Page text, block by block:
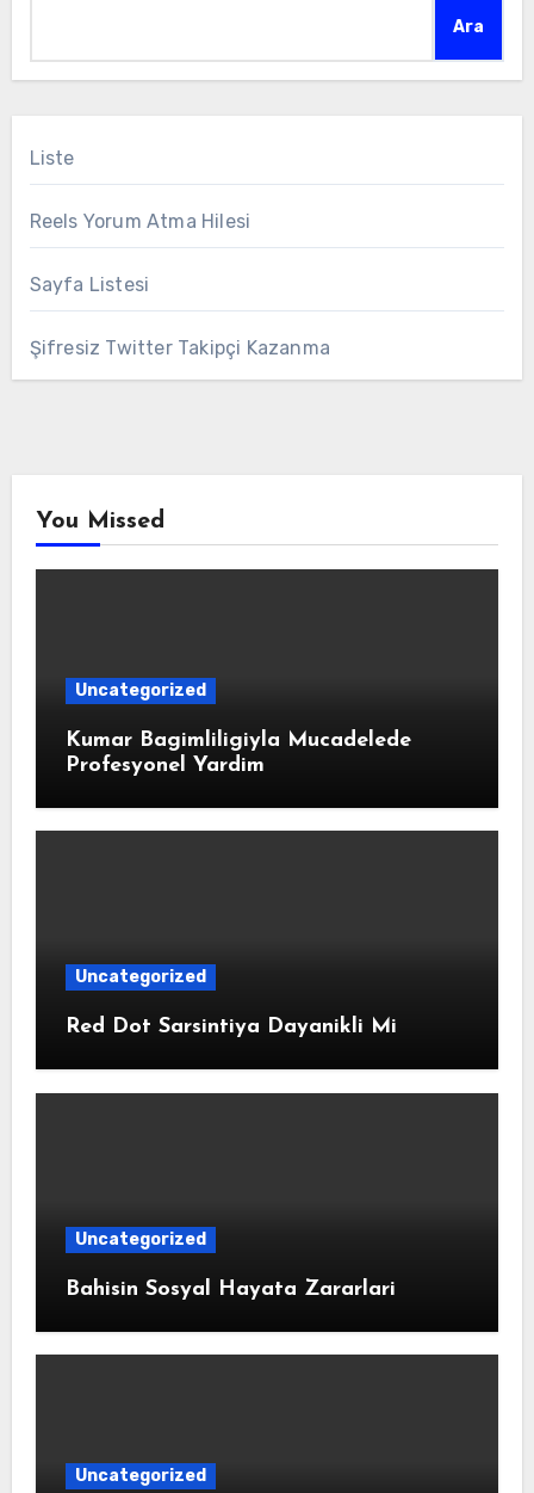
Ara
Liste
Reels Yorum Atma Hilesi
Sayfa Listesi
Şifresiz Twitter Takipçi Kazanma
You Missed
Uncategorized
Kumar Bagimliligiyla Mucadelede
Profesyonel Yardim
Uncategorized
Red Dot Sarsintiya Dayanikli Mi
Uncategorized
Bahisin Sosyal Hayata Zararlari
Uncategorized